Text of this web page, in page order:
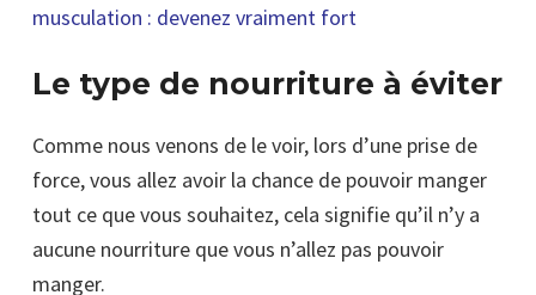
musculation : devenez vraiment fort
Le type de nourriture à éviter
Comme nous venons de le voir, lors d’une prise de
force, vous allez avoir la chance de pouvoir manger
tout ce que vous souhaitez, cela signifie qu’il n’y a
aucune nourriture que vous n’allez pas pouvoir
manger.